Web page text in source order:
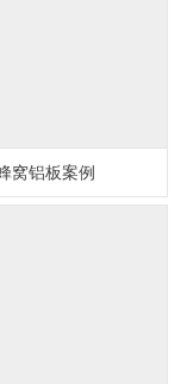
窝铝板案例